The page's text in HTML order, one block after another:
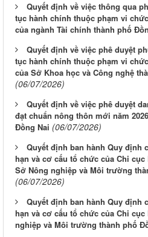
Quyết định về việc thông qua
tục hành chính thuộc phạm vi
của ngành Tài chính thành phố
Quyết định về việc phê duyệt
tục hành chính thuộc phạm vi
của Sở Khoa học và Công nghệ
(06/07/2026)
Quyết định về việc phê duyệt
đạt chuẩn nông thôn mới năm
Đồng Nai (06/07/2026)
Quyết định ban hành Quy định
hạn và cơ cấu tổ chức của Chi
Sở Nông nghiệp và Môi trường
(06/07/2026)
Quyết định ban hành Quy định
hạn và cơ cấu tổ chức của Chi
nghiệp và Môi trường thành phố